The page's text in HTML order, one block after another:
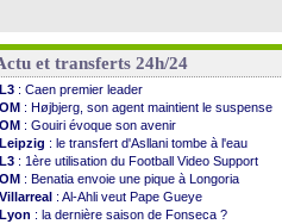
et transferts 24h/24
L3 : Caen premier leader
OM : Højbjerg, son agent maintient le suspense
OM : Gouiri évoque son avenir
Leipzig : le transfert d'Asllani tombe à l'eau
L3 : 1ère utilisation du Football Video Support
OM : Benatia envoie une pique à Longoria
Villarreal : Al-Ahli veut Pape Gueye
Lyon : la dernière saison de Fonseca ?